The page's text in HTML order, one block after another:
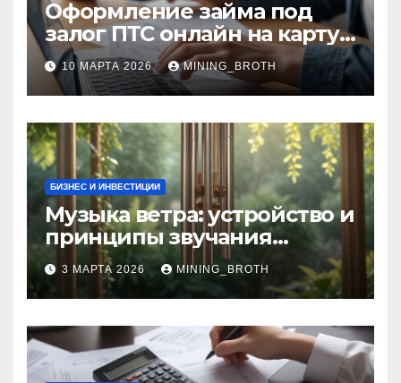
Оформление займа под
залог ПТС онлайн на карту
без визита в офис: порядок,
требования и документы
10 МАРТА 2026 MINING_BROTH
БИЗНЕС И ИНВЕСТИЦИИ
Музыка ветра: устройство и
принципы звучания
колокольчиков
3 МАРТА 2026 MINING_BROTH